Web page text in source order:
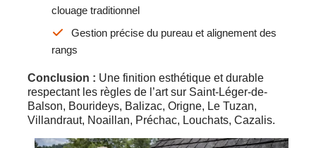
clouage traditionnel
Gestion précise du pureau et alignement des
rangs
Conclusion : Une finition esthétique et durable
respectant les règles de l’art sur Saint-Léger-de-
Balson, Bourideys, Balizac, Origne, Le Tuzan,
Villandraut, Noaillan, Préchac, Louchats, Cazalis.